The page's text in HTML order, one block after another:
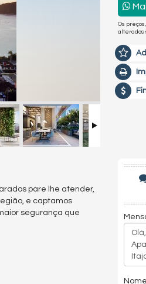
Os
alterados
pare lhe atender,
e captamos
segurança que